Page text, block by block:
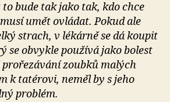
to bude tak jako tak, kdo chce
umět ovládat. Pokud ale
strach, v lékárně se dá koupit
se obvykle používá jako bolest
zoubků malých
k tatérovi, neměl by s jeho
problém.